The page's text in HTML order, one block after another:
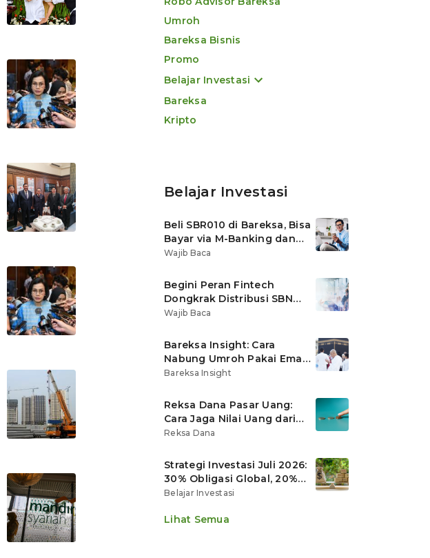
Umroh
Bareksa Bisnis
Promo
Belajar Investasi
Bareksa
Kripto
Belajar Investasi
Beli SBR010 di Bareksa, Bisa
Bayar via M-Banking dan
OVO di Tokopedia
Wajib Baca
Begini Peran Fintech
Dongkrak Distribusi SBN
Ritel
Wajib Baca
Bareksa Insight: Cara
Nabung Umroh Pakai Emas
Digital agar Nilainya
Bareksa Insight
Reksa Dana Pasar Uang:
Cara Jaga Nilai Uang dari
Gerusan Inflasi
Reksa Dana
Strategi Investasi Juli 2026:
30% Obligasi Global, 20%
Emas, Saham Ekspor Jadi
Belajar Investasi
Lihat Semua